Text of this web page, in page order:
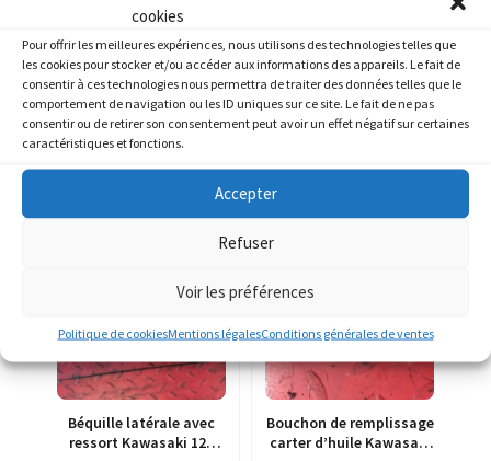
cookies
Pour offrir les meilleures expériences, nous utilisons des technologies telles que
les cookies pour stocker et/ou accéder aux informations des appareils. Le fait de
consentir à ces technologies nous permettra de traiter des données telles que le
comportement de navigation ou les ID uniques sur ce site. Le fait de ne pas
consentir ou de retirer son consentement peut avoir un effet négatif sur certaines
caractéristiques et fonctions.
Accepter
Refuser
Voir les préférences
Politique de cookiesMentions légalesConditions générales de ventes
PRODUITS SIMILAIRES
Béquille latérale avec
ressort Kawasaki 125
Bouchon de remplissage
carter d’huile Kawasaki